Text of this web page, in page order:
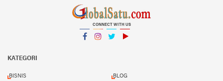
CONNECT WITH US
KATEGORI
BISNIS BLOG